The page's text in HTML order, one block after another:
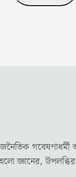
গবেষণাধর্মী
জ্ঞানের,